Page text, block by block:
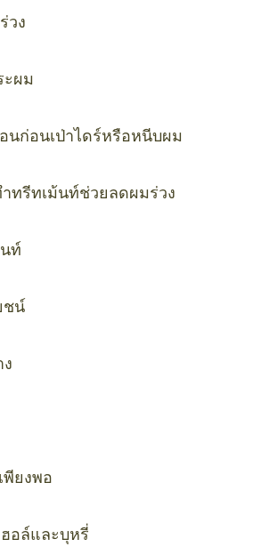
วง
ะผม
นก่อนเป่าไดร์หรือหนีบผม
ทรีทเม้นท์ช่วยลดผมร่วง
ท์
ชน์
ยงพอ
อล์และบุหรี่